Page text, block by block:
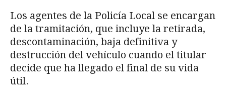
Los agentes de la Policía Local se encargan
de la tramitación, que incluye la retirada,
descontaminación, baja definitiva y
destrucción del vehículo cuando el titular
decide que ha llegado el final de su vida
útil.